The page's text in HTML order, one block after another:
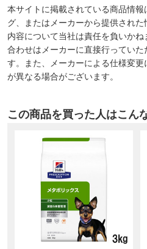
本サイトに掲載されている商品情
グ、またはメーカーから提供され
内容について当社は責任を負いか
合わせはメーカーに直接行ってい
す。また、メーカーによる仕様変
が異なる場合がございます。
この商品を買った人はこん